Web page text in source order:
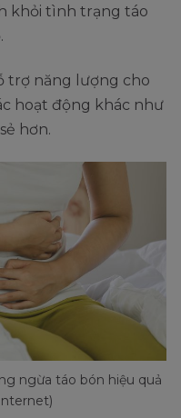
khỏi tình trạng táo
trợ năng lượng cho
hoạt động khác như
hơn.
ngừa táo bón hiệu quả